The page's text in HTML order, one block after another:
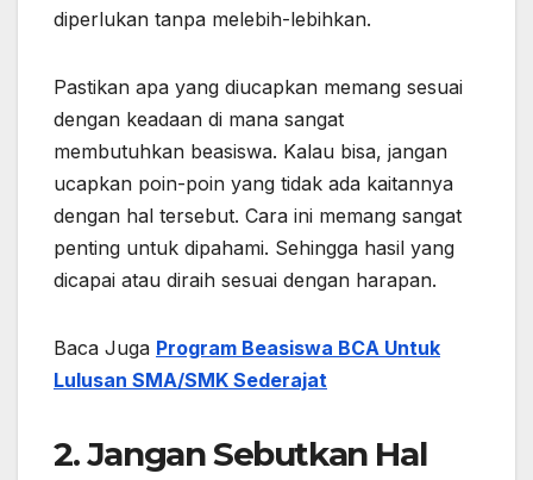
diperlukan tanpa melebih-lebihkan.
Pastikan apa yang diucapkan memang sesuai
dengan keadaan di mana sangat
membutuhkan beasiswa. Kalau bisa, jangan
ucapkan poin-poin yang tidak ada kaitannya
dengan hal tersebut. Cara ini memang sangat
penting untuk dipahami. Sehingga hasil yang
dicapai atau diraih sesuai dengan harapan.
Baca Juga Program Beasiswa BCA Untuk
Lulusan SMA/SMK Sederajat
2. Jangan Sebutkan Hal